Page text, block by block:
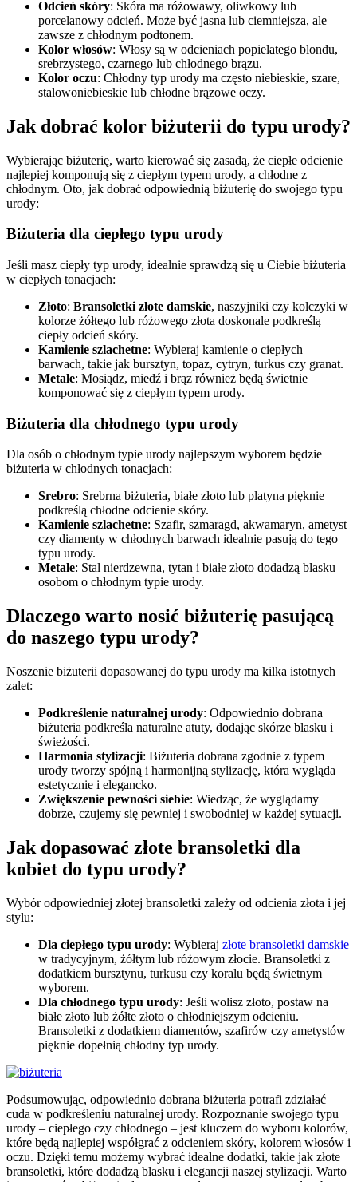
Odcień skóry: Skóra ma różowawy, oliwkowy lub
porcelanowy odcień. Może być jasna lub ciemniejsza, ale
zawsze z chłodnym podtonem.
Kolor włosów: Włosy są w odcieniach popielatego blondu,
srebrzystego, czarnego lub chłodnego brązu.
Kolor oczu: Chłodny typ urody ma często niebieskie, szare,
stalowoniebieskie lub chłodne brązowe oczy.
Jak dobrać kolor biżuterii do typu urody?
Wybierając biżuterię, warto kierować się zasadą, że ciepłe odcienie
najlepiej komponują się z ciepłym typem urody, a chłodne z
chłodnym. Oto, jak dobrać odpowiednią biżuterię do swojego typu
urody:
Biżuteria dla ciepłego typu urody
Jeśli masz ciepły typ urody, idealnie sprawdzą się u Ciebie biżuteria
w ciepłych tonacjach:
Złoto: Bransoletki złote damskie, naszyjniki czy kolczyki w
kolorze żółtego lub różowego złota doskonale podkreślą
ciepły odcień skóry.
Kamienie szlachetne: Wybieraj kamienie o ciepłych
barwach, takie jak bursztyn, topaz, cytryn, turkus czy granat.
Metale: Mosiądz, miedź i brąz również będą świetnie
komponować się z ciepłym typem urody.
Biżuteria dla chłodnego typu urody
Dla osób o chłodnym typie urody najlepszym wyborem będzie
biżuteria w chłodnych tonacjach:
Srebro: Srebrna biżuteria, białe złoto lub platyna pięknie
podkreślą chłodne odcienie skóry.
Kamienie szlachetne: Szafir, szmaragd, akwamaryn, ametyst
czy diamenty w chłodnych barwach idealnie pasują do tego
typu urody.
Metale: Stal nierdzewna, tytan i białe złoto dodadzą blasku
osobom o chłodnym typie urody.
Dlaczego warto nosić biżuterię pasującą
do naszego typu urody?
Noszenie biżuterii dopasowanej do typu urody ma kilka istotnych
zalet:
Podkreślenie naturalnej urody: Odpowiednio dobrana
biżuteria podkreśla naturalne atuty, dodając skórze blasku i
świeżości.
Harmonia stylizacji: Biżuteria dobrana zgodnie z typem
urody tworzy spójną i harmonijną stylizację, która wygląda
estetycznie i elegancko.
Zwiększenie pewności siebie: Wiedząc, że wyglądamy
dobrze, czujemy się pewniej i swobodniej w każdej sytuacji.
Jak dopasować złote bransoletki dla
kobiet do typu urody?
Wybór odpowiedniej złotej bransoletki zależy od odcienia złota i jej
stylu:
Dla ciepłego typu urody: Wybieraj złote bransoletki damskie
w tradycyjnym, żółtym lub różowym złocie. Bransoletki z
dodatkiem bursztynu, turkusu czy koralu będą świetnym
wyborem.
Dla chłodnego typu urody: Jeśli wolisz złoto, postaw na
białe złoto lub żółte złoto o chłodniejszym odcieniu.
Bransoletki z dodatkiem diamentów, szafirów czy ametystów
pięknie dopełnią chłodny typ urody.
Podsumowując, odpowiednio dobrana biżuteria potrafi zdziałać
cuda w podkreśleniu naturalnej urody. Rozpoznanie swojego typu
urody – ciepłego czy chłodnego – jest kluczem do wyboru kolorów,
które będą najlepiej współgrać z odcieniem skóry, kolorem włosów i
oczu. Dzięki temu możemy wybrać idealne dodatki, takie jak złote
bransoletki, które dodadzą blasku i elegancji naszej stylizacji. Warto